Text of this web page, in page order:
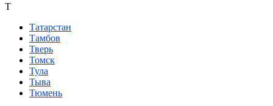
Т
Татарстан
Тамбов
Тверь
Томск
Тула
Тыва
Тюмень